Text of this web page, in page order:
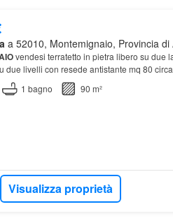
a 52010, Montemignaio, Provincia di
vendesi terratetto in pietra libero su due
due livelli con resede antistante mq 80
1 bagno 90 m²
Visualizza proprietà